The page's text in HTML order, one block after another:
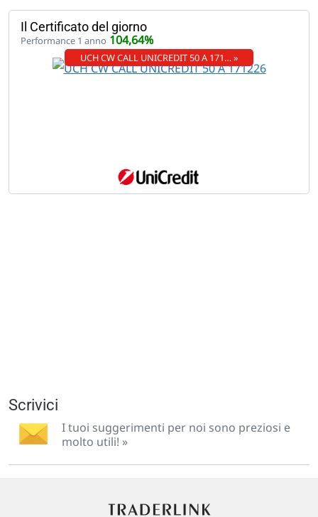
Il Certificato del giorno
Performance 1 anno 104,64%
UCH CW CALL UNICREDIT 50 A 171… »
Scrivici
I tuoi suggerimenti per noi sono preziosi e
molto utili! »